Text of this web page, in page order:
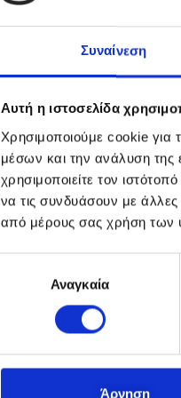
Συναίνεση
Αυτή η ιστοσελίδα
Χρησιμοποιούμε cookie για
μέσων και την ανάλυση της
χρησιμοποιείτε τον
να τις συνδυάσουν με
από μέρους σας χρήση των
Αναγκαία
Άρνηση